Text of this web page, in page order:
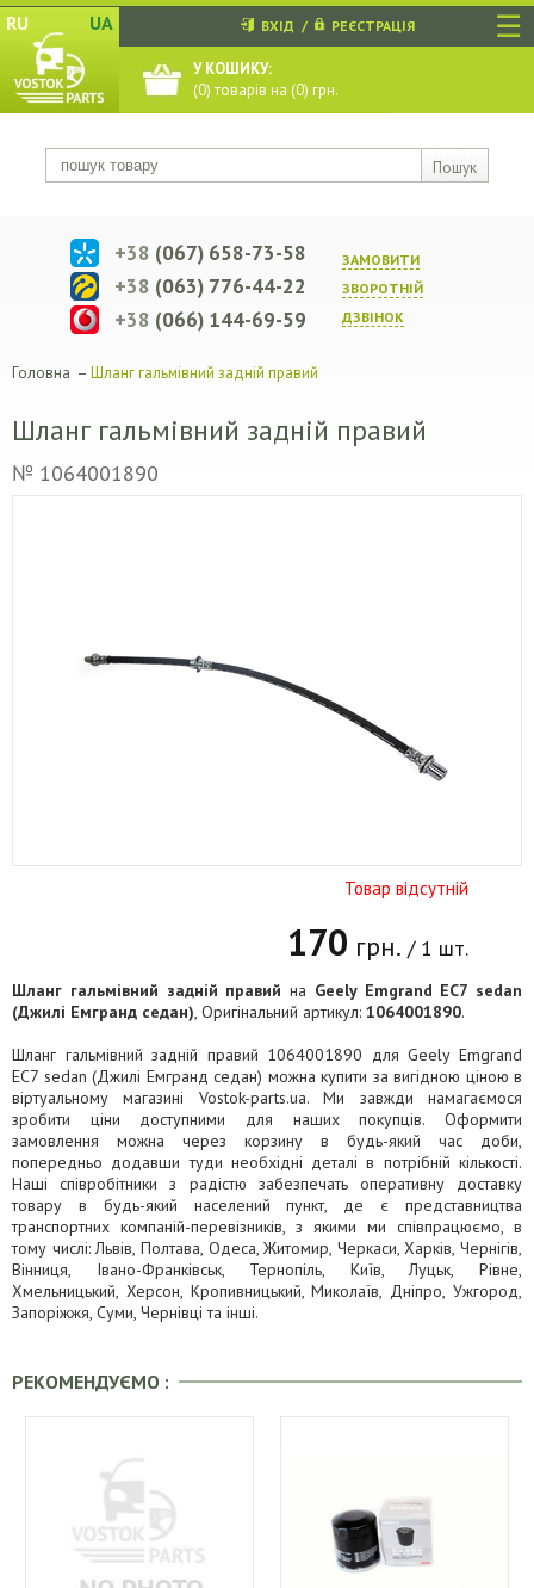
☰
RU UA
Пошук
ВХІД / РЕЄСТРАЦІЯ
У КОШИКУ:
(0) товарів на (0) грн.
ЗАМОВИТИ
ЗВОРОТНIЙ
ДЗВIНОК
+38 (067) 658-73-58
+38 (063) 776-44-22
+38 (066) 144-69-59
Головна – Шланг гальмівний задній правий
Шланг гальмівний задній правий
№ 1064001890
Товар відсутній
170 грн. / 1 шт.
Шланг гальмівний задній правий на Geely Emgrand EC7 sedan
(Джилі Емгранд седан), Оригінальний артикул: 1064001890.
Шланг гальмівний задній правий 1064001890 для Geely Emgrand
EC7 sedan (Джилі Емгранд седан) можна купити за вигідною ціною в
віртуальному магазині Vostok-parts.ua. Ми завжди намагаємося
зробити ціни доступними для наших покупців. Оформити
замовлення можна через корзину в будь-який час доби,
попередньо додавши туди необхідні деталі в потрібній кількості.
Наші співробітники з радістю забезпечать оперативну доставку
товару в будь-який населений пункт, де є представництва
транспортних компаній-перевізників, з якими ми співпрацюємо, в
тому числі: Львів, Полтава, Одеса, Житомир, Черкаси, Харків, Чернігів,
Вінниця, Івано-Франківськ, Тернопіль, Київ, Луцьк, Рівне,
Хмельницький, Херсон, Кропивницький, Миколаїв, Дніпро, Ужгород,
Запоріжжя, Суми, Чернівці та інші.
РЕКОМЕНДУЄМО :